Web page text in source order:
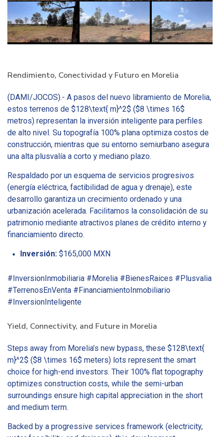
Rendimiento, Conectividad y Futuro en Morelia
(DAMI/JOCOS).- A pasos del nuevo libramiento de Morelia,
estos terrenos de $128\text{ m}^2$ ($8 \times 16$
metros) representan la inversión inteligente para perfiles
de alto nivel. Su topografía 100% plana optimiza costos de
construcción, mientras que su entorno semiurbano asegura
una alta plusvalía a corto y mediano plazo.
Respaldado por un esquema de servicios progresivos
(energía eléctrica, factibilidad de agua y drenaje), este
desarrollo garantiza un crecimiento ordenado y una
urbanización acelerada. Facilitamos la consolidación de su
patrimonio mediante atractivos planes de crédito interno y
financiamiento directo.
Inversión: $165,000 MXN
#InversionInmobiliaria #Morelia #BienesRaices #Plusvalia
#TerrenosEnVenta #FinanciamientoInmobiliario
#InversionInteligente
Yield, Connectivity, and Future in Morelia
Steps away from Morelia’s new bypass, these $128\text{
m}^2$ ($8 \times 16$ meters) lots represent the smart
choice for high-end investors. Their 100% flat topography
optimizes construction costs, while the semi-urban
surroundings ensure high capital appreciation in the short
and medium term.
Backed by a progressive services framework (electricity,